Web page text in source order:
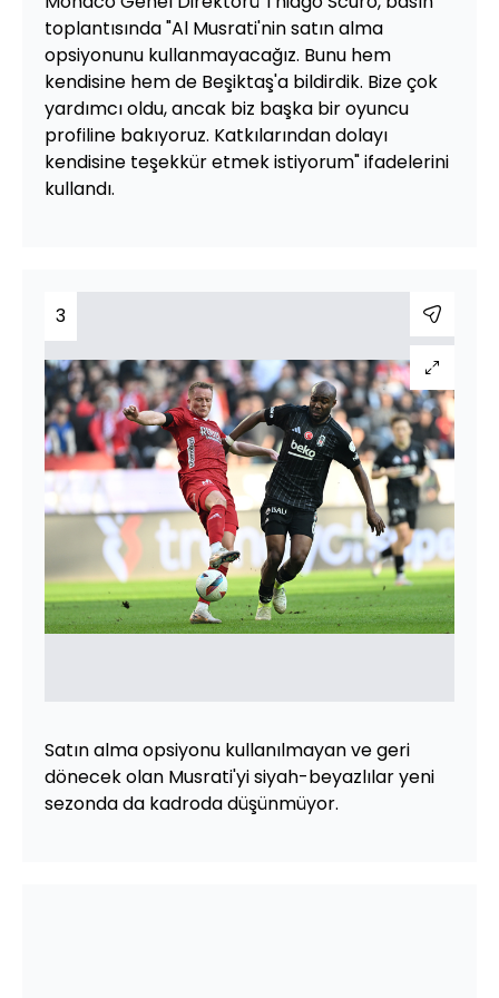
toplantısında "Al Musrati'nin satın alma
opsiyonunu kullanmayacağız. Bunu hem
kendisine hem de Beşiktaş'a bildirdik. Bize çok
yardımcı oldu, ancak biz başka bir oyuncu
profiline bakıyoruz. Katkılarından dolayı
kendisine teşekkür etmek istiyorum" ifadelerini
kullandı.
3
Satın alma opsiyonu kullanılmayan ve geri
dönecek olan Musrati'yi siyah-beyazlılar yeni
sezonda da kadroda düşünmüyor.